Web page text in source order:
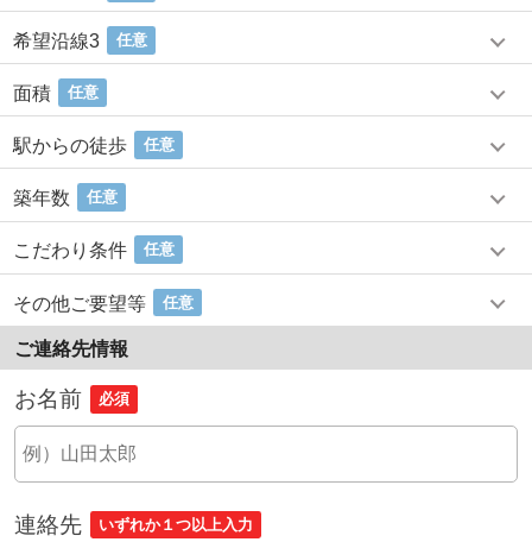
希望沿線3 任意
面積 任意
駅からの徒歩 任意
築年数 任意
こだわり条件 任意
その他ご要望等 任意
ご連絡先情報
お名前 必須
連絡先 いずれか１つ以上入力